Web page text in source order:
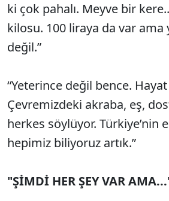
ki çok pahalı. Meyve bir
kilosu. 100 liraya da var ama
değil.”
“Yeterince değil bence.
Çevremizdeki akraba, eş,
herkes söylüyor. Türkiye’nin
hepimiz biliyoruz artık.”
"ŞİMDİ HER ŞEY VAR